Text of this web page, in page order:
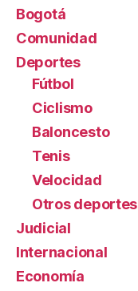
Bogotá
Comunidad
Deportes
Fútbol
Ciclismo
Baloncesto
Tenis
Velocidad
Otros deportes
Judicial
Internacional
Economía